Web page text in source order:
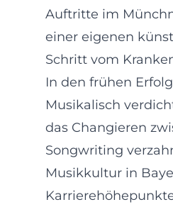
Auftritte im
einer eigenen
Schritt vom
In den frühen
Musikalisch
das Changieren
Songwriting
Musikkultur in